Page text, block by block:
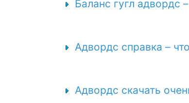
Баланс гугл адвордс
Адвордс справка –
Адвордс скачать